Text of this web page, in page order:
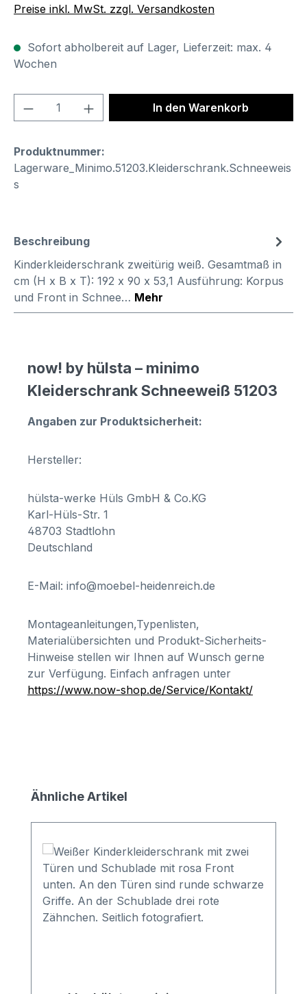
Preise inkl. MwSt. zzgl. Versandkosten
Sofort abholbereit auf Lager, Lieferzeit: max. 4
Wochen
Produkt Anzahl: Gib denIn den Warenkorb
Produktnummer:
Lagerware_Minimo.51203.Kleiderschrank.Schneeweis
s
Beschreibung
Kinderkleiderschrank zweitürig weiß. Gesamtmaß in
cm (H x B x T): 192 x 90 x 53,1 Ausführung: Korpus
und Front in Schnee… Mehr
now! by hülsta – minimo
Kleiderschrank Schneeweiß 51203
Angaben zur Produktsicherheit:
Hersteller:
hülsta-werke Hüls GmbH & Co.KG
Karl-Hüls-Str. 1
48703 Stadtlohn
Deutschland
E-Mail: info@moebel-heidenreich.de
Montageanleitungen,Typenlisten,
Materialübersichten und Produkt-Sicherheits-
Hinweise stellen wir Ihnen auf Wunsch gerne
zur Verfügung. Einfach anfragen unter
https://www.now-shop.de/Service/Kontakt/
Produktgalerie überspringen
Ähnliche Artikel